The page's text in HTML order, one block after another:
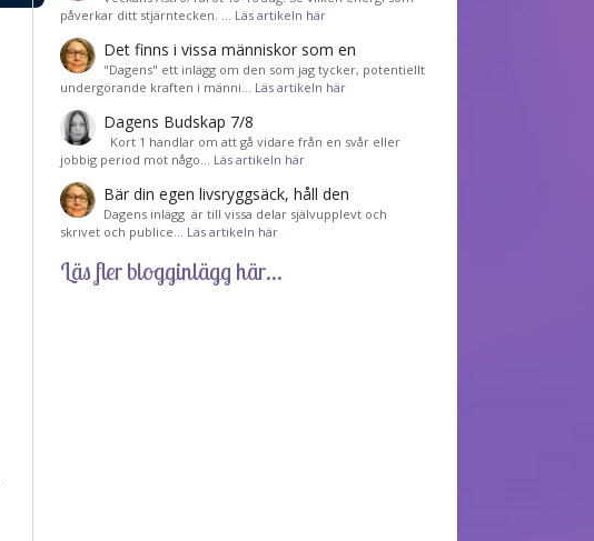
påverkar ditt stjärntecken. … Läs artikeln här
Det finns i vissa människor som en
"Dagens" ett inlägg om den som jag tycker, potentiellt
undergörande kraften i männi… Läs artikeln här
Dagens Budskap 7/8
Kort 1 handlar om att gå vidare från en svår eller
jobbig period mot någo… Läs artikeln här
Bär din egen livsryggsäck, håll den
Dagens inlägg är till vissa delar självupplevt och
skrivet och publice… Läs artikeln här
Läs fler blogginlägg här...